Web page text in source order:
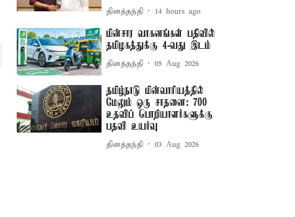
தினத்தந்தி 14 hours ago
மின்சார வாகனங்கள் பதிவில்
தமிழகத்துக்கு 4-வது இடம்
தினத்தந்தி 05 Aug 2026
தமிழ்நாடு மின்வாரியத்தில்
மேலும் ஒரு சாதனை: 700
உதவிப் பொறியாளர்களுக்கு
பதவி உயர்வு
தினத்தந்தி 03 Aug 2026